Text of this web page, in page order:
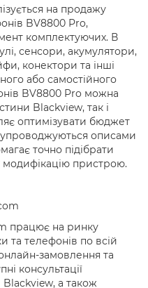
на продажу
BV8800 Pro,
комплектуючих. В
сенсори, акумулятори,
конектори та інші
або самостійного
BV8800 Pro можна
Blackview, так і
оптимізувати бюджет
супроводжуються описами
точно підібрати
модифікацію пристрою.
працює на ринку
та телефонів по всій
замовлення та
консультації
Blackview, а також